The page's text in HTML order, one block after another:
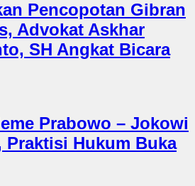
Pencopotan Gibran
Advokat Askhar
SH Angkat Bicara
Prabowo – Jokowi
Hukum Buka